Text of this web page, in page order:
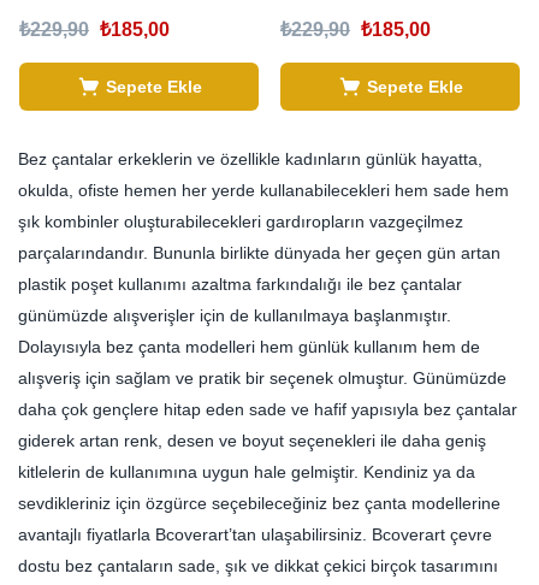
₺229,90 ₺185,00
Sepete Ekle
₺229,90 ₺185,00
Sepete Ekle
Bez çantalar erkeklerin ve özellikle kadınların günlük hayatta,
okulda, ofiste hemen her yerde kullanabilecekleri hem sade hem
şık kombinler oluşturabilecekleri gardıropların vazgeçilmez
parçalarındandır. Bununla birlikte dünyada her geçen gün artan
plastik poşet kullanımı azaltma farkındalığı ile bez çantalar
günümüzde alışverişler için de kullanılmaya başlanmıştır.
Dolayısıyla bez çanta modelleri hem günlük kullanım hem de
alışveriş için sağlam ve pratik bir seçenek olmuştur. Günümüzde
daha çok gençlere hitap eden sade ve hafif yapısıyla bez çantalar
giderek artan renk, desen ve boyut seçenekleri ile daha geniş
kitlelerin de kullanımına uygun hale gelmiştir. Kendiniz ya da
sevdikleriniz için özgürce seçebileceğiniz bez çanta modellerine
avantajlı fiyatlarla Bcoverart’tan ulaşabilirsiniz. Bcoverart çevre
dostu bez çantaların sade, şık ve dikkat çekici birçok tasarımını